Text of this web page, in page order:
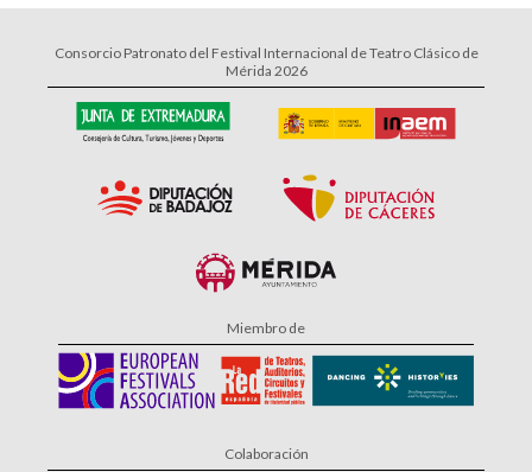
Consorcio Patronato del Festival Internacional de Teatro Clásico de
Mérida 2026
Miembro de
Colaboración